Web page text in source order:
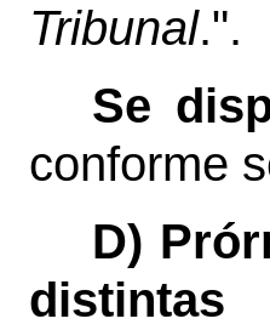
Tribunal.".
Se
conforme
D)
distintas